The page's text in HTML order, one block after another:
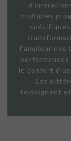
multiples
l'ampleur des
le confort
Les
témoignent